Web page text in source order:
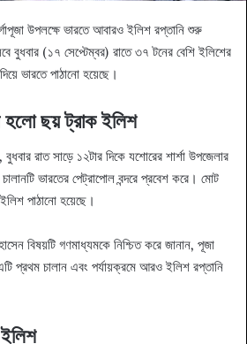
উপলক্ষে ভারতে আবারও ইলিশ রপ্তানি শুরু
বুধবার (১৭ সেপ্টেম্বর) রাতে ৩৭ টনের বেশি ইলিশের
ভারতে পাঠানো হয়েছে।
হলো ছয় ট্রাক ইলিশ
বুধবার রাত সাড়ে ১২টার দিকে যশোরের শার্শা উপজেলার
ভারতের পেট্রাপোল বন্দরে প্রবেশ করে। মোট
পাঠানো হয়েছে।
বিষয়টি গণমাধ্যমকে নিশ্চিত করে জানান, পূজা
প্রথম চালান এবং পর্যায়ক্রমে আরও ইলিশ রপ্তানি